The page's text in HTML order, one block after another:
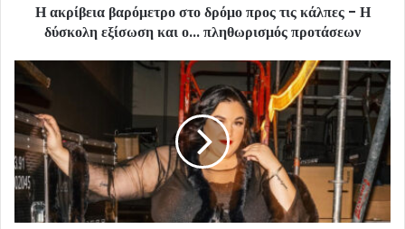
Η ακρίβεια βαρόμετρο στο δρόμο προς τις κάλπες - Η
δύσκολη εξίσωση και ο... πληθωρισμός προτάσεων